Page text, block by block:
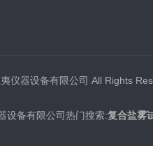
夷仪器设备有限公司 All Rights
设备有限公司热门搜索:复合盐雾